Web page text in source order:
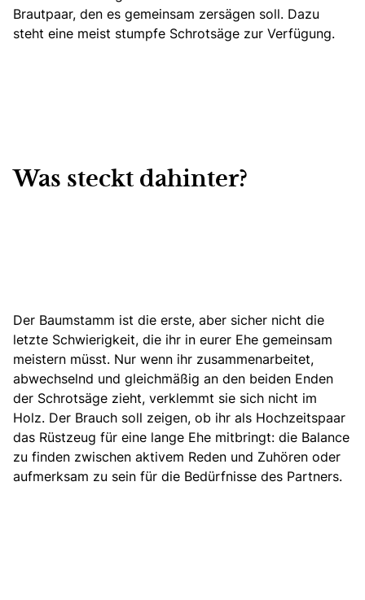
Brautpaar, den es gemeinsam zersägen soll. Dazu
steht eine meist stumpfe Schrotsäge zur Verfügung.
Was steckt dahinter?
Der Baumstamm ist die erste, aber sicher nicht die
letzte Schwierigkeit, die ihr in eurer Ehe gemeinsam
meistern müsst. Nur wenn ihr zusammenarbeitet,
abwechselnd und gleichmäßig an den beiden Enden
der Schrotsäge zieht, verklemmt sie sich nicht im
Holz. Der Brauch soll zeigen, ob ihr als Hochzeitspaar
das Rüstzeug für eine lange Ehe mitbringt: die Balance
zu finden zwischen aktivem Reden und Zuhören oder
aufmerksam zu sein für die Bedürfnisse des Partners.